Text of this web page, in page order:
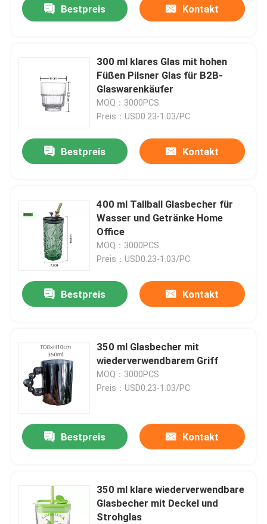
Bestpreis Kontakt
300 ml klares Glas mit hohen
Füßen Pilsner Glas für B2B-
Glaswarenkäufer
MOQ：3000PCS
Preis：USD0.23-1.03/PC
Bestpreis Kontakt
400 ml Tallball Glasbecher für
Wasser und Getränke Home
Office
MOQ：3000PCS
Preis：USD0.23-1.03/PC
Bestpreis Kontakt
350 ml Glasbecher mit
wiederverwendbarem Griff
MOQ：3000PCS
Preis：USD0.23-1.03/PC
Bestpreis Kontakt
350 ml klare wiederverwendbare
Glasbecher mit Deckel und
Strohglas